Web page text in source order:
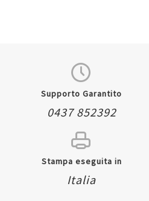
Supporto Garantito
0437 852392
Stampa eseguita in
Italia